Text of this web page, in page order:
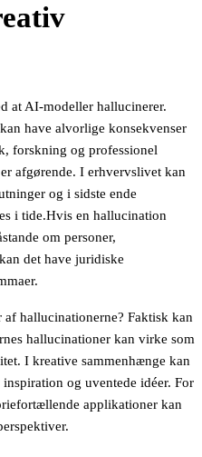
at AI-modeller hallucinerer.
have alvorlige konsekvenser
forskning og professionel
afgørende. I erhvervslivet kan
og i sidste ende
i tide.Hvis en hallucination
om personer,
det have juridiske
hallucinationerne? Faktisk kan
hallucinationer kan virke som
I kreative sammenhænge kan
og uventede idéer. For
applikationer kan